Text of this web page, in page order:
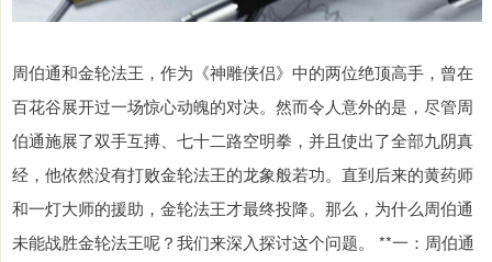
周伯通和金轮法王，作为《神雕侠侣》中的两位绝顶高手，曾在
百花谷展开过一场惊心动魄的对决。然而令人意外的是，尽管周
伯通施展了双手互搏、七十二路空明拳，并且使出了全部九阴真
经，他依然没有打败金轮法王的龙象般若功。直到后来的黄药师
和一灯大师的援助，金轮法王才最终投降。那么，为什么周伯通
未能战胜金轮法王呢？我们来深入探讨这个问题。 **一：周伯通